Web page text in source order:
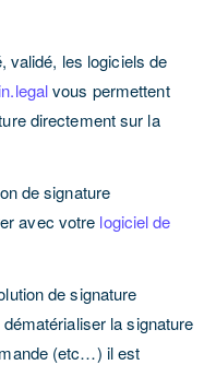
validé, les logiciels de
vous permettent
directement sur la
de signature
avec votre logiciel de
de signature
la signature
(etc…) il est